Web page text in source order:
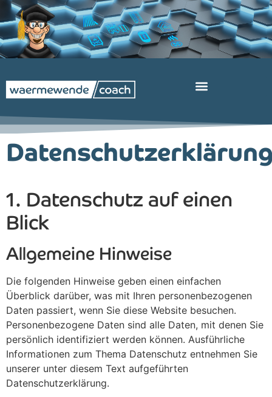
1. Datenschutz auf einen
Blick
Allgemeine Hinweise
Die folgenden Hinweise geben einen einfachen
Überblick darüber, was mit Ihren personenbezogenen
Daten passiert, wenn Sie diese Website besuchen.
Personenbezogene Daten sind alle Daten, mit denen Sie
persönlich identifiziert werden können. Ausführliche
Informationen zum Thema Datenschutz entnehmen Sie
unserer unter diesem Text aufgeführten
Datenschutzerklärung.